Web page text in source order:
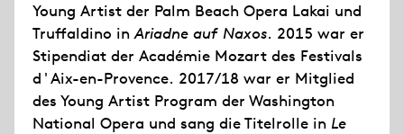
Young Artist der Palm Beach Opera Lakai und
Truffaldino inAriadne auf Naxos. 2015 war er
Stipendiat der Académie Mozart des Festivals
d'Aix-en-Provence. 2017/18 war er Mitglied
des Young Artist Program der Washington
National Opera und sang die Titelrolle in Le